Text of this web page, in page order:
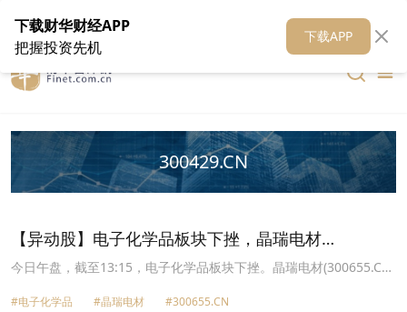
在线客服 关于我们 财华媒体矩阵 财华智库
300429.CN
【异动股】电子化学品板块下挫，晶瑞电材
(300655.CN)跌8.87%
今日午盘，截至13:15，电子化学品板块下挫。晶瑞电材(300655.CN)
体(688548.CN)跌6.10%报21.86元，南大光电(300346.CN)跌4.86%
#电子化学品 #晶瑞电材
#300655.CN
下载财华财经APP
把握投资先机
下载APP